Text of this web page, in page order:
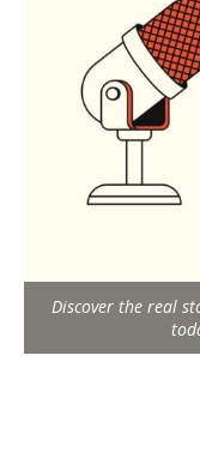
Discover the real